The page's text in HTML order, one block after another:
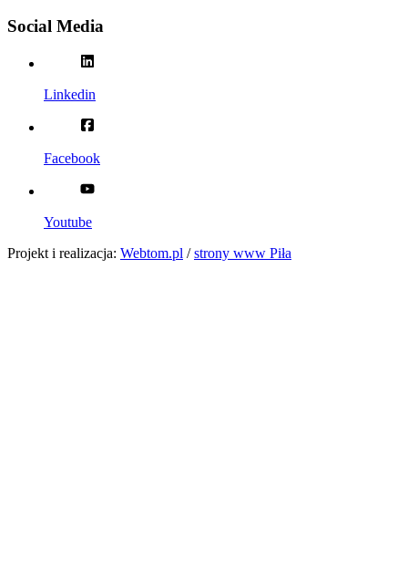
Social Media
Linkedin
Facebook
Youtube
Projekt i realizacja: Webtom.pl / strony www Piła